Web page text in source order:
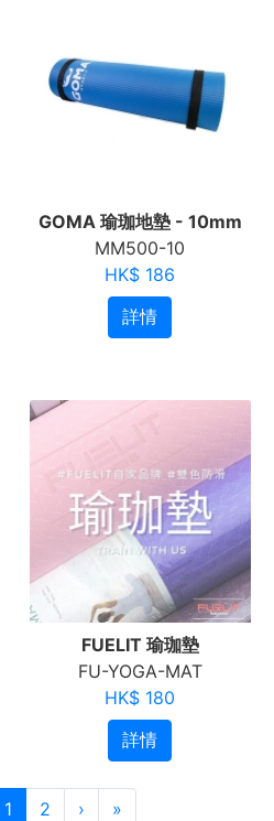
GOMA 瑜珈地墊 - 10mm
MM500-10
HK$ 186
詳情
FUELIT 瑜珈墊
FU-YOGA-MAT
HK$ 180
詳情
1 2 › »